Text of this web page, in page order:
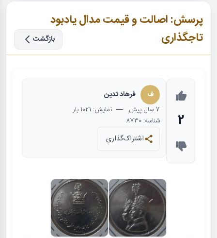
پرسش: اصالت و قیمت مدال یادبود
تاجگذاری
بازگشت
2
ف فرهاد تدین
7 سال پیش — نمایش: 1021 بار
شناسه: 8730
اشتراک‌گذاری